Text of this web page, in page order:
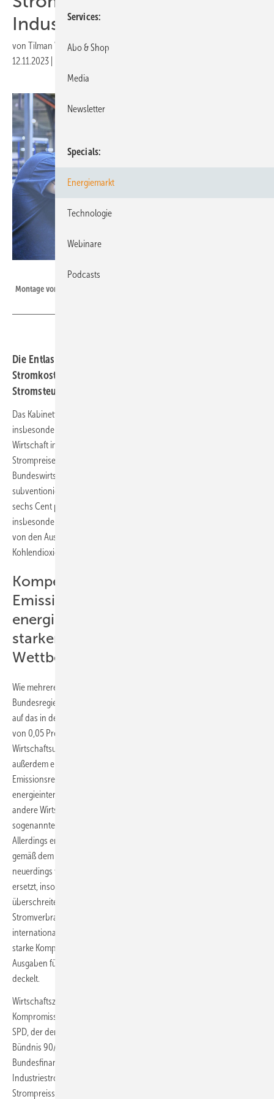
Industrie
von Tilman Weber
12.11.2023
Montage von Achsen durch Thyssenkrupp Automotive Systems in Leipzig.
Die Entlastung der Wirtschaft von den hohen
Stromkosten kommt. Die weitgehende Befreiung von der
Stromsteuer und den CO2-Kosten soll es richten.
Das Kabinett der Bundesregierung hat sich nun auf die Unterstützung
insbesondere der energieintensiven Industrie und darüber hinaus der
Wirtschaft im Land allgemein gegen die Belastung aus den hohen
Strompreisen geeinigt. Dabei verzichtet sie auf den von
Bundeswirtschaftsminister Robert Habeck gewünschten
subventionierten niedrigen Industriestrompreis in Höhe von rund
sechs Cent pro Kilowattstunde (kWh) und greift stattdessen
insbesondere wohl zu Steuererleichterungen und einer Entlastung
von den Ausgaben für die Emissionsrechte beim Treibhausgas
Kohlendioxid (CO2).
Kompensation der CO2-
Emissionskosten für
energieintensivste Unternehmen in
starkem internationalem
Wettbewerb
Wie mehrere überregionale Zeitungen berichten, will die
Bundesregierung demnach die Stromsteuer von knapp zwei Prozent
auf das in der Europäischen Union niedrigste erlaubte Mindestmaß
von 0,05 Prozent senken. Während dies allen
Wirtschaftsunternehmen zugutekommen soll, sieht das Kabinett
außerdem eine zusätzliche deutliche Entlastung im CO2-
Emissionsrechtehandel für Industrieunternehmen mit einer
energieintensiven Produktion vor. Zwar müssen sie weiterhin wie
andere Wirtschaftsunternehmen auch für den eigenen CO2-Ausstoß
sogenannte CO2-Zertifikate kaufen beziehungsweise diese abgeben.
Allerdings erhalten 350 besonders energieintensive Unternehmen
gemäß dem Vorhaben die Kosten für den Kauf der Zertifikate
neuerdings von der ersten Kilowattstunde (kWh) an zu drei Vierteln
ersetzt, insofern es 1,5 Prozent ihrer Bruttowertschöpfung nicht
überschreitet. 90 Konzerne mit ganz besonders hohem
Stromverbrauch, die zudem im Umfeld eines besonders starken
internationalen Wettbewerbs agieren müssen, können sogar eine so
starke Kompensation ihrer CO2-Kosten beantragen, die dann die
Ausgaben für die Zertifikate auf einen niedrigen Höchstwert zusätzlich
deckelt.
Wirtschaftszeitungen wie die Wirtschaftswoche lobten den
Kompromiss zwischen den Koalitionsfraktionen der Kanzlerpartei
SPD, der den Wirtschaftsminister stellenden Umweltschutzpartei
Bündnis 90/Die Grünen und der FDP, die mit Christian Lindner den
Bundesfinanzminister stellt und in seiner Person gegen den
Industriestrompreis eingetreten war. Lindner hatte als Folge einer
Strompreissubvention für wenige Unternehmen eine Einschränkung
Services
Abo & Shop
Media
Newsletter
Specials
Energiemarkt
Technologie
Webinare
Podcasts